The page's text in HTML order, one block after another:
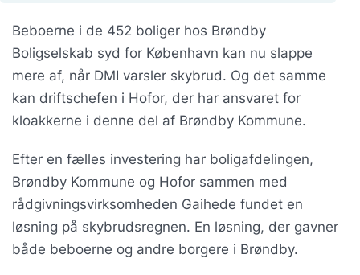
Beboerne i de 452 boliger hos Brøndby
Boligselskab syd for København kan nu slappe
mere af, når DMI varsler skybrud. Og det samme
kan driftschefen i Hofor, der har ansvaret for
kloakkerne i denne del af Brøndby Kommune.
Efter en fælles investering har boligafdelingen,
Brøndby Kommune og Hofor sammen med
rådgivningsvirksomheden Gaihede fundet en
løsning på skybrudsregnen. En løsning, der gavner
både beboerne og andre borgere i Brøndby.